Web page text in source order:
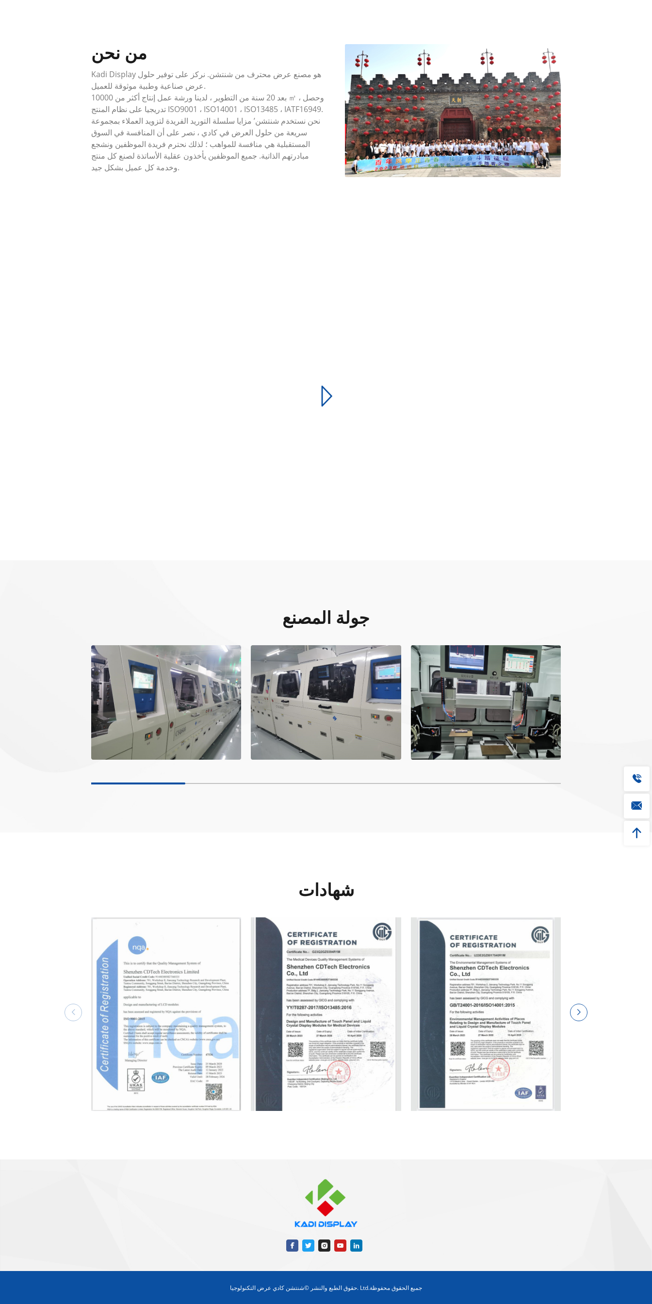
من نحن
Kadi Display هو مصنع عرض محترف من شنتشن. نركز على توفير حلول
عرض صناعية وطبية موثوقة للعميل.
بعد 20 سنة من التطوير ، لدينا ورشة عمل إنتاج أكثر من 10000 ㎡ ، وحصل
تدريجيا على نظام المنتج ISO9001 ، ISO14001 ، ISO13485 ، IATF16949.
نحن نستخدم شنتشن’ مزايا سلسلة التوريد الفريدة لتزويد العملاء بمجموعة
سريعة من حلول العرض في كادي ، نصر على أن المنافسة في السوق
المستقبلية هي منافسة للمواهب ؛ لذلك نحترم فريدة الموظفين ونشجع
مبادرتهم الذاتية. جميع الموظفين يأخذون عقلية الأساتذة لصنع كل منتج
وخدمة كل عميل بشكل جيد.
جولة المصنع
شهادات
حقوق الطبع والنشر ©شنتشن كادي عرض التكنولوجيا. Ltd.جميع الحقوق محفوظة